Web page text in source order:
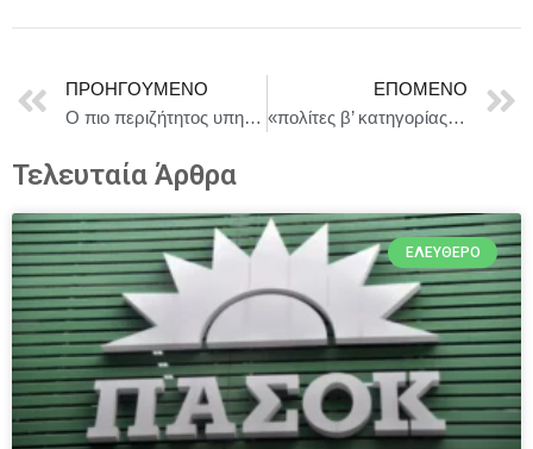
ΠΡΟΗΓΟΎΜΕΝΟ
Ο πιο περιζήτητος υπηρέτης του περσινού καλοκαιριού επιστρέφει — ο Βασίλης Χαραλαμπόπουλος ξανά στον «Υπηρέτη δύο Αφεντάδων»!
ΕΠΌΜΕΝΟ
«πολίτες β’ κατηγορίας» του Brian Friel | Σκηνοθεσία: Τζένη Κόλλια | Το κράτος θα τους ονομάσει τρομοκράτες. Οι θεατές θα δουν την αλήθεια. | Θέατρο Τζένη Καρέζη
Τελευταία Άρθρα
ΕΛΕΎΘΕΡΟ